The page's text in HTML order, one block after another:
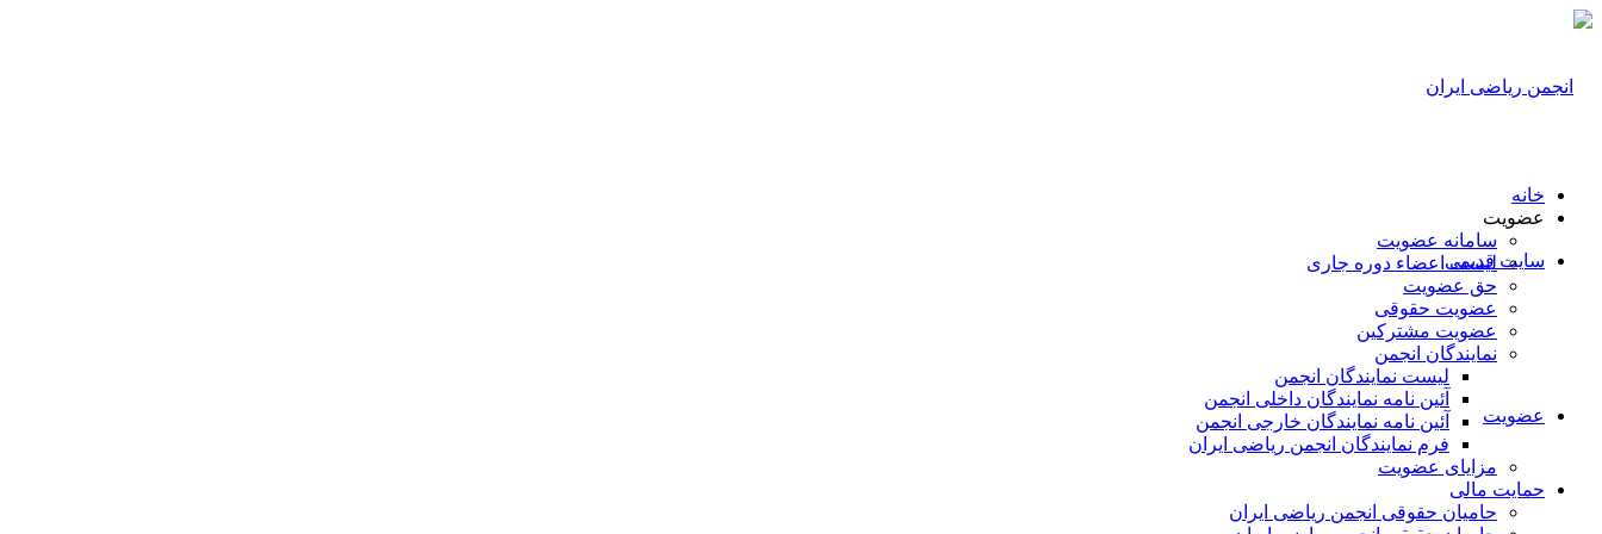
سایت قدیمی
عضویت
خانه
عضویت
سامانه عضویت
لیست اعضاء دوره جاری
حق عضویت
عضویت حقوقی
عضویت مشترکین
نمایندگان انجمن
لیست نمایندگان انجمن
آئین نامه نمایندگان داخلی انجمن
آئین نامه نمایندگان خارجی انجمن
فرم نمایندگان انجمن ریاضی ایران
مزایای عضویت
حمایت مالی
حامیان حقوقی انجمن ریاضی ایران